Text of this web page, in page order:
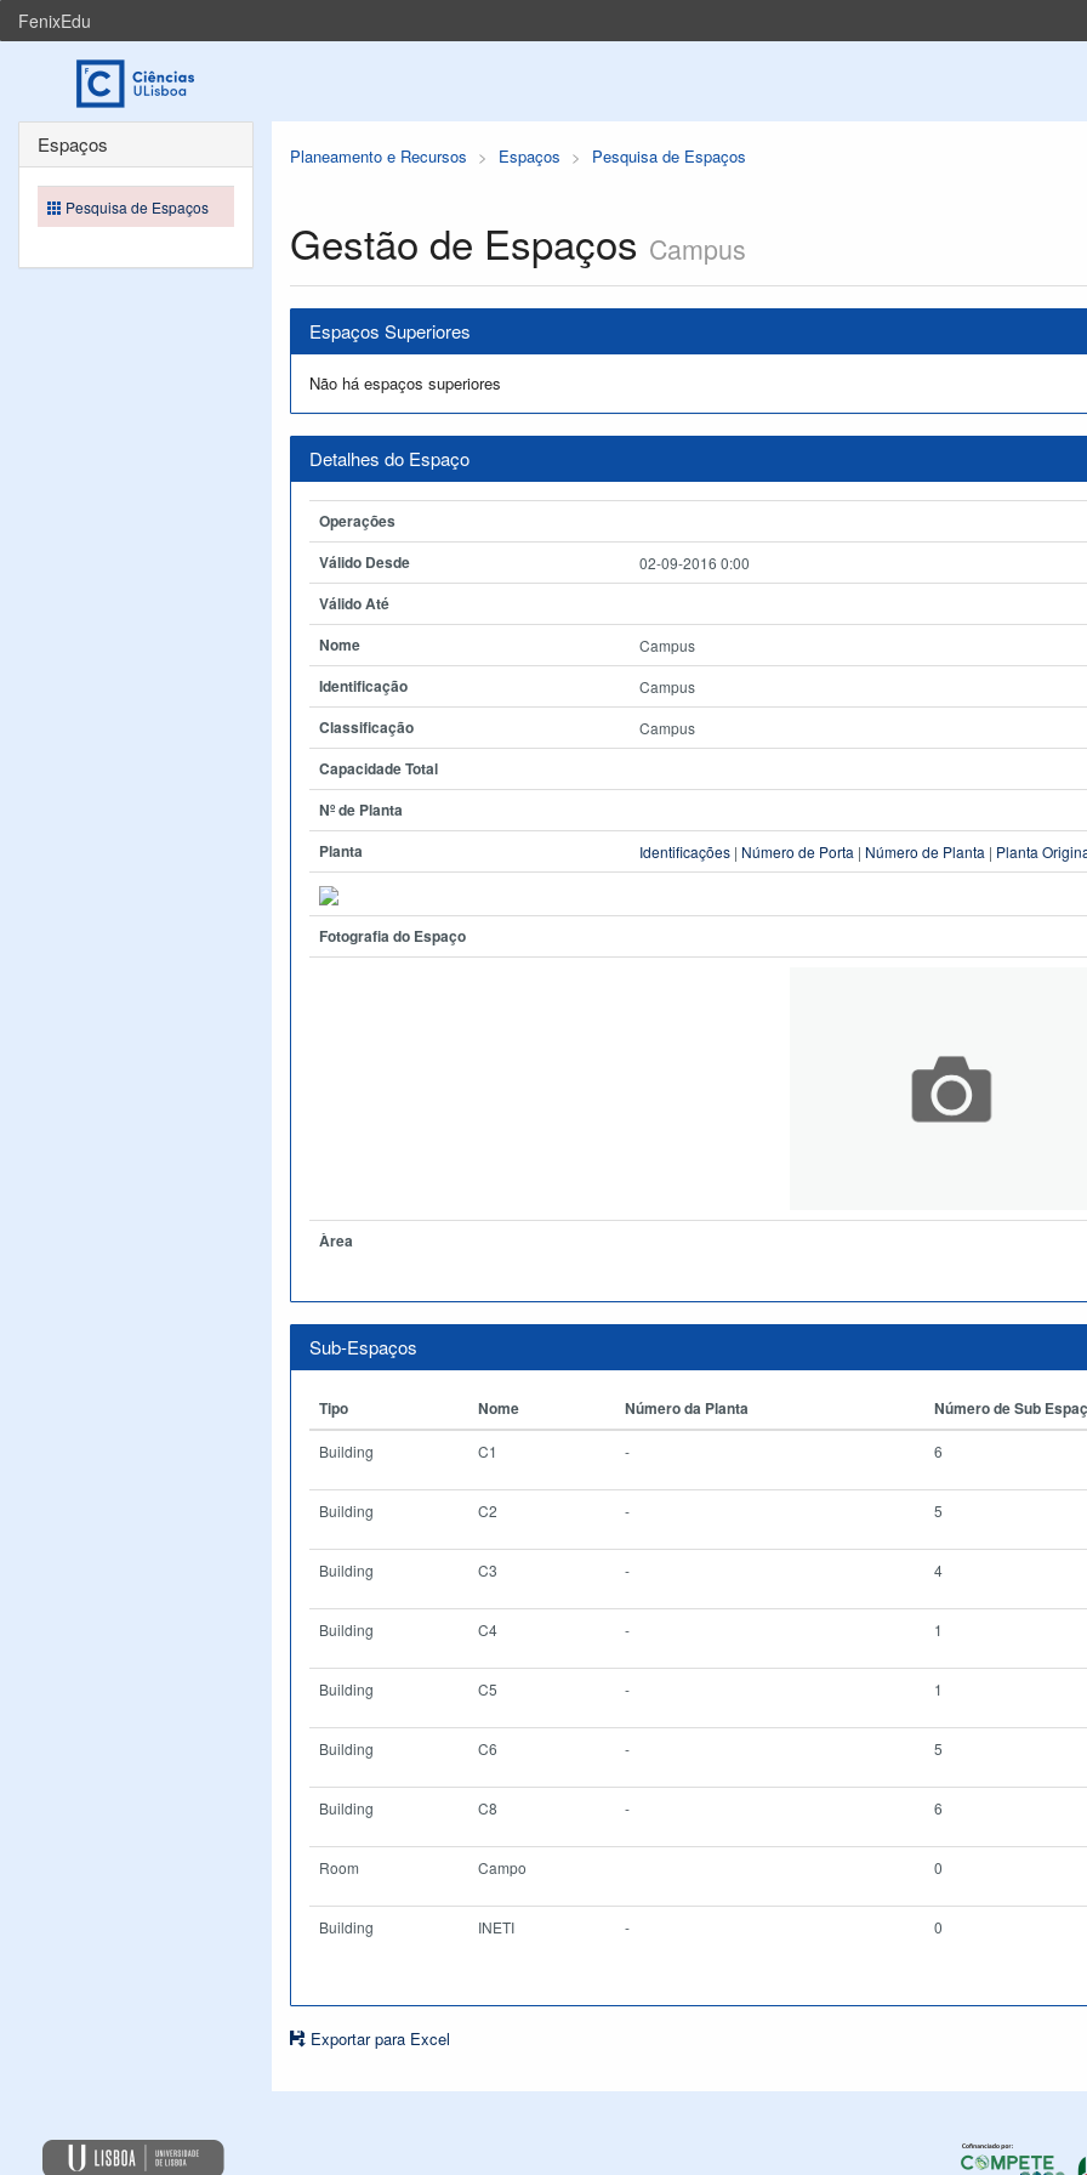
FenixEdu
Planeamento e Recursos Espaços Pesquisa de Espaços
Gestão de Espaços Campus
Espaços Superiores
Não há espaços superiores
Detalhes do Espaço
Operações
Válido Desde
02-09-2016 0:00
Válido Até
Nome
Campus
Identificação Campus
Classificação Campus
Capacidade Total
Nº de Planta
Planta
Identificações | Número de Porta | Número de Planta | Planta
Fotografia do Espaço
Àrea
Sub-Espaços
Tipo Nome Número da Planta Número de Sub
Building C1 - 6
Building C2 - 5
Building C3 - 4
Building C4 - 1
Building C5 - 1
Building C6 - 5
Building C8 - 6
Room Campo 0
Building INETI - 0
Exportar para Excel
Espaços
Pesquisa de Espaços